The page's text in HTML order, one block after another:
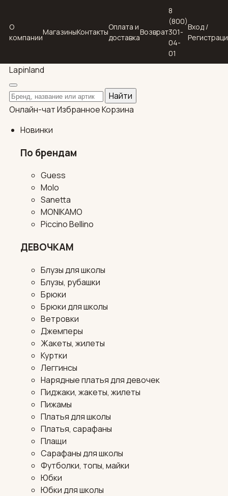
О
компании
МагазиныКонтакты
Оплата и
доставка
Возврат
8
(800)
301-
04-
01
Вход /
Lapinland
Поиск по каталогу
Найти
Онлайн-чатИзбранноеКорзина
Новинки
По брендам
Guess
Molo
Sanetta
MONIKAMO
Piccino Bellino
ДЕВОЧКАМ
Блузы для школы
Блузы, рубашки
Брюки
Брюки для школы
Ветровки
Джемперы
Жакеты, жилеты
Куртки
Леггинсы
Нарядные платья для девочек
Пиджаки, жакеты, жилеты
Пижамы
Платья для школы
Платья, сарафаны
Плащи
Сарафаны для школы
Футболки, топы, майки
Юбки
Юбки для школы